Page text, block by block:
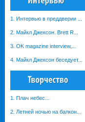
1. Интервью в преддверии ...
2. Майкл Джексон. Brett R...
3. OK magazine interview,...
4. Майкл Джексон беседует...
1. Плач небес...
2. Летней ночью на балкон...